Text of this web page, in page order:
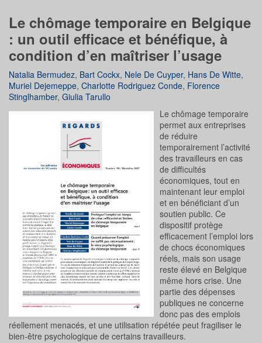
Le chômage temporaire en Belgique
: un outil efficace et bénéfique, à
condition d’en maîtriser l’usage
Natalia Bermudez, Bart Cockx, Nele De Cuyper, Hans De Witte,
Muriel Dejemeppe, Charlotte Rodriguez Conde, Florence
Stinglhamber, Giulia Tarullo
Le chômage temporaire
permet aux entreprises
de réduire
temporairement l’activité
des travailleurs en cas
de difficultés
économiques, tout en
maintenant leur emploi
et en bénéficiant d’un
soutien public. Ce
dispositif protège
efficacement l’emploi lors
de chocs économiques
réels, mais son usage
reste élevé en Belgique
même hors crise. Une
partie des dépenses
publiques ne concerne
donc pas des emplois
réellement menacés, et une utilisation répétée peut fragiliser le
bien-être psychologique de certains travailleurs.